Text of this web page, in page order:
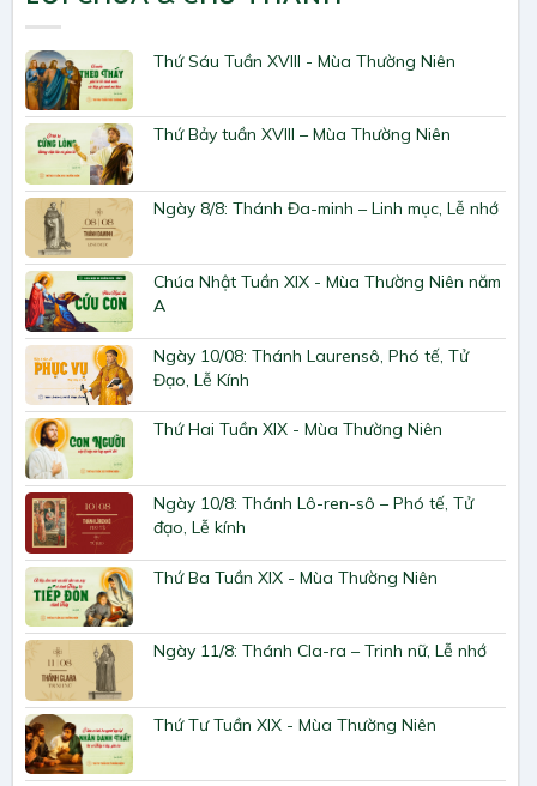
Thứ Sáu Tuần XVIII - Mùa Thường Niên
Thứ Bảy tuần XVIII – Mùa Thường Niên
Ngày 8/8: Thánh Đa-minh – Linh mục, Lễ nhớ
Chúa Nhật Tuần XIX - Mùa Thường Niên năm
A
Ngày 10/08: Thánh Laurensô, Phó tế, Tử
Đạo, Lễ Kính
Thứ Hai Tuần XIX - Mùa Thường Niên
Ngày 10/8: Thánh Lô-ren-sô – Phó tế, Tử
đạo, Lễ kính
Thứ Ba Tuần XIX - Mùa Thường Niên
Ngày 11/8: Thánh Cla-ra – Trinh nữ, Lễ nhớ
Thứ Tư Tuần XIX - Mùa Thường Niên